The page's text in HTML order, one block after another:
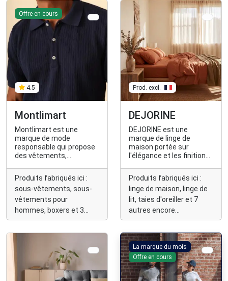
Offre en cours
4.5
Montlimart
Montlimart est une
marque de mode
responsable qui propose
des vêtements,
accessoires pour homme
fabriqués à moins de
2000kms dont 80% de
made in France, dans des
matières plus durables
(naturelles, bio,
des abeilles de la région
Produits fabriqués ici :
sous-vêtements, sous-
vêtements pour
hommes, boxers et 3
autres encore...
Prod. excl.
DEJORINE
DEJORINE est une
marque de linge de
maison portée sur
l'élégance et les finitions
housses d'oreillers et des
nappes), confectionné
uniquement avec des
tissus français (labellisés
Vosges Terre Textile® et
Produits fabriqués ici :
linge de maison, linge de
lit, taies d'oreiller et 7
autres encore...
La marque du mois
Offre en cours